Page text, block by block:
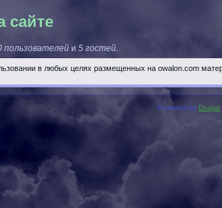
сайте
пользователей и 5 гостей.
в любых целях размещенных на owalon.com
Powered by Drupal